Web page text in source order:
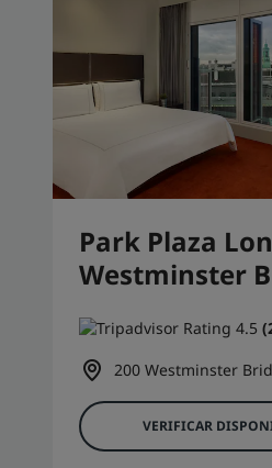
Park Plaza
Westminster
200 Westminster
VERIFICAR